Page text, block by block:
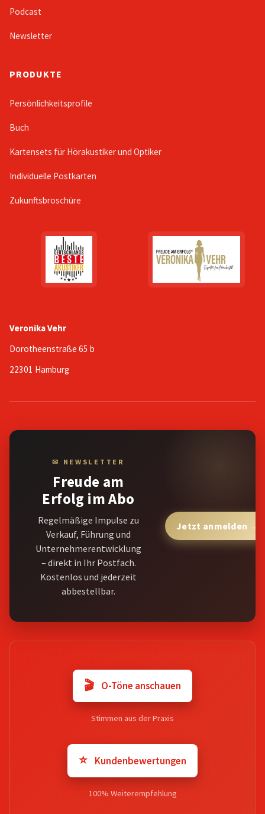
Podcast
Newsletter
PRODUKTE
Persönlichkeitsprofile
Buch
Kartensets für Hörakustiker und Optiker
Individuelle Postkarten
Zukunftsbroschüre
Veronika Vehr
Dorotheenstraße 65 b
22301 Hamburg
✉ NEWSLETTER
Freude am
Erfolg im Abo
Regelmäßige Impulse zu
Verkauf, Führung und
Unternehmerentwicklung
– direkt in Ihr Postfach.
Kostenlos und jederzeit
abbestellbar.
Jetzt anmelden →
🎬 O-Töne anschauen
Stimmen aus der Praxis
⭐ Kundenbewertungen
100% Weiterempfehlung